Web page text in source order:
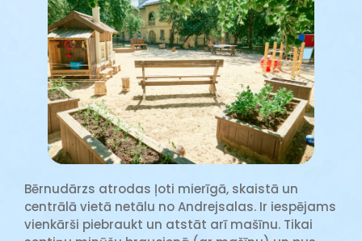
Bērnudārzs atrodas ļoti mierīgā, skaistā un
centrālā vietā netālu no Andrejsalas. Ir iespējams
vienkārši piebraukt un atstāt arī mašīnu. Tikai